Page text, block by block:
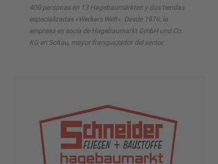
400 personas en 13 Hagebaumärkten y dos tiendas
especializadas «Werkers Welt». Desde 1976, la
empresa es socia de Hagebaumarkt GmbH und Co.
KG en Soltau, mayor franquiciador del sector.